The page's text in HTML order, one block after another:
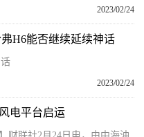
2023/02/24
H6能否继续延续神话
2023/02/24
电平台启运